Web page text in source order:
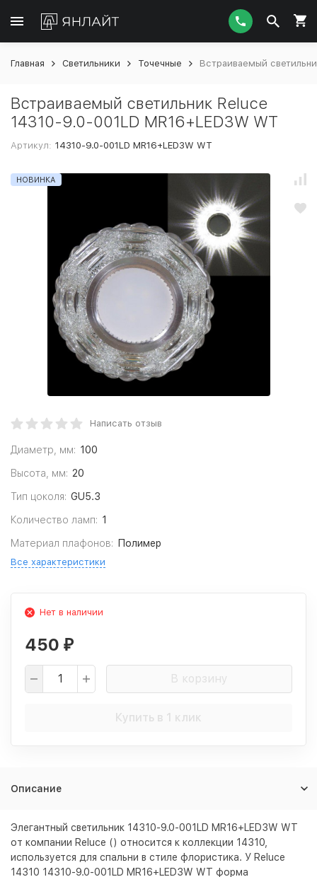
Главная Светильники Точечные Встраиваемый
Встраиваемый светильник Reluce
14310-9.0-001LD MR16+LED3W WT
Артикул: 14310-9.0-001LD MR16+LED3W WT
НОВИНКА
Написать отзыв
Диаметр, мм: 100
Высота, мм: 20
Тип цоколя: GU5.3
Количество ламп: 1
Материал плафонов: Полимер
Все характеристики
Нет в наличии
450 ₽
В корзину
Купить в 1 клик
Описание
Элегантный светильник 14310-9.0-001LD MR16+LED3W WT
от компании Reluce () относится к коллекции 14310,
используется для спальни в стиле флористика. У Reluce
14310 14310-9.0-001LD MR16+LED3W WT форма